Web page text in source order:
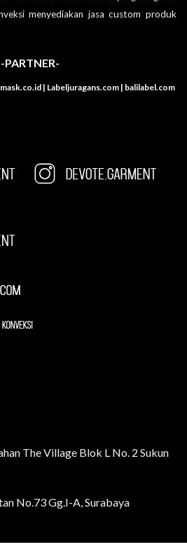
menyediakan jasa custom produk
-PARTNER-
| Labeljuragans.com | balilabel.com
The Village Blok L No. 2 Sukun
No.73 Gg.I-A, Surabaya